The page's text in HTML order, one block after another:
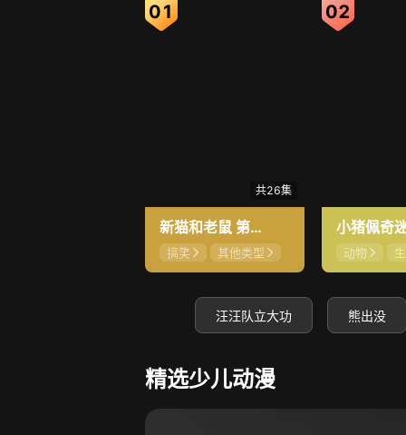
01
共26集
新猫和老鼠 第4季
搞笑 其他类型
02
动物
汪汪队立大功 熊出没
精选少儿动漫